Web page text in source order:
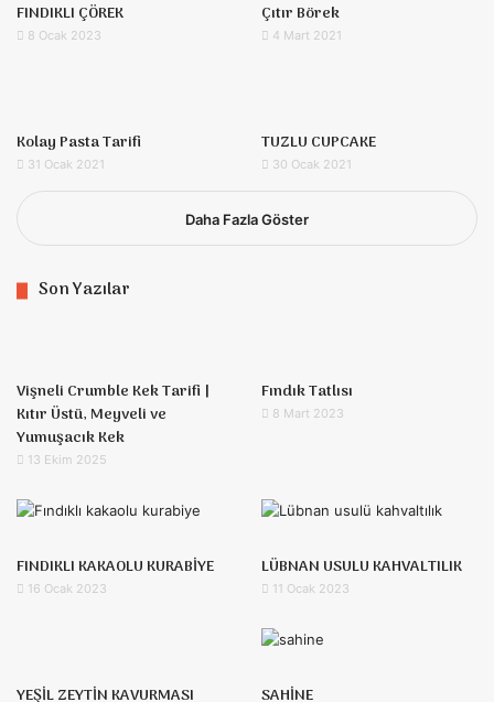
FINDIKLI ÇÖREK
8 Ocak 2023
Çıtır Börek
4 Mart 2021
Kolay Pasta Tarifi
31 Ocak 2021
TUZLU CUPCAKE
30 Ocak 2021
Daha Fazla Göster
Son Yazılar
Vişneli Crumble Kek Tarifi |
Kıtır Üstü, Meyveli ve
Yumuşacık Kek
13 Ekim 2025
Fındık Tatlısı
8 Mart 2023
FINDIKLI KAKAOLU KURABİYE
16 Ocak 2023
LÜBNAN USULU KAHVALTILIK
11 Ocak 2023
YEŞİL ZEYTİN KAVURMASI SAHİNE